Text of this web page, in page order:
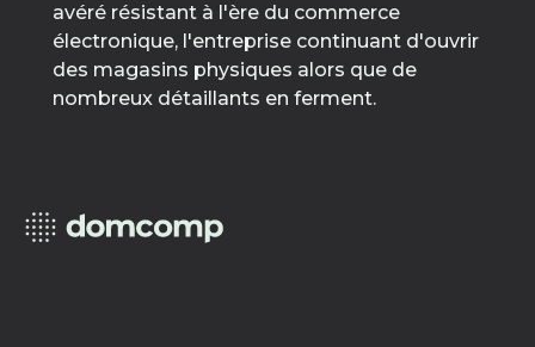
avéré résistant à l'ère du commerce
électronique, l'entreprise continuant d'ouvrir
des magasins physiques alors que de
nombreux détaillants en ferment.